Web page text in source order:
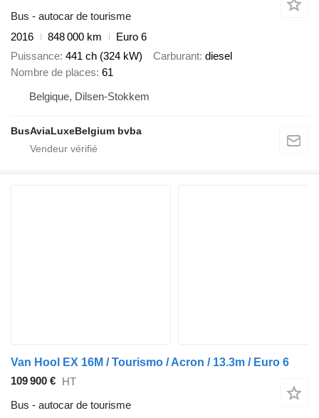
Bus - autocar de tourisme
2016
848 000 km
Euro 6
Puissance 441 ch (324 kW) Carburant diesel
Nombre de places 61
Belgique, Dilsen-Stokkem
BusAviaLuxeBelgium bvba
Van Hool EX 16M / Tourismo / Acron / 13.3m / Euro 6
109 900 € HT
Bus - autocar de tourisme